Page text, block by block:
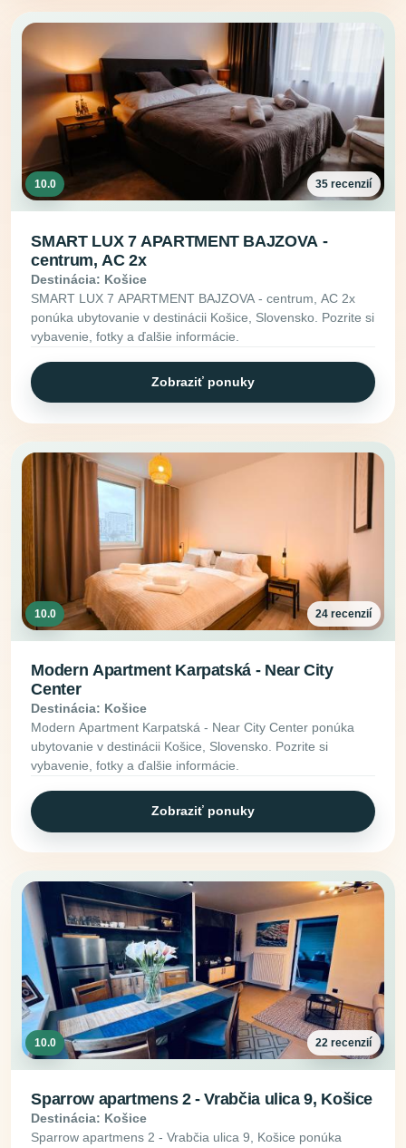
10.0 35 recenzií
SMART LUX 7 APARTMENT BAJZOVA -
centrum, AC 2x
Destinácia: Košice
SMART LUX 7 APARTMENT BAJZOVA - centrum, AC 2x
ponúka ubytovanie v destinácii Košice, Slovensko. Pozrite si
vybavenie, fotky a ďalšie informácie.
Zobraziť ponuky
10.0 24 recenzií
Modern Apartment Karpatská - Near City
Center
Destinácia: Košice
Modern Apartment Karpatská - Near City Center ponúka
ubytovanie v destinácii Košice, Slovensko. Pozrite si
vybavenie, fotky a ďalšie informácie.
Zobraziť ponuky
10.0 22 recenzií
Sparrow apartmens 2 - Vrabčia ulica 9, Košice
Destinácia: Košice
Sparrow apartmens 2 - Vrabčia ulica 9, Košice ponúka